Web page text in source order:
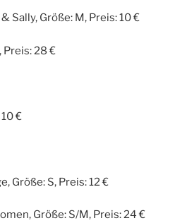
Sally, Größe: M, Preis: 10 €
Preis: 28 €
€
Größe: S, Preis: 12 €
Größe: S/M, Preis: 24 €